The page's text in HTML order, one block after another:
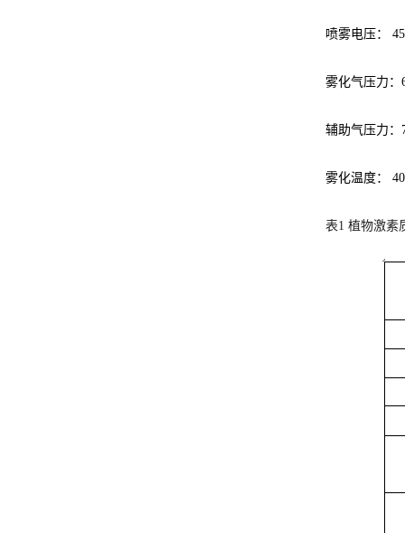
喷雾电压：
雾化气压力：
辅助气压力：
雾化温度：
表1 植物激素